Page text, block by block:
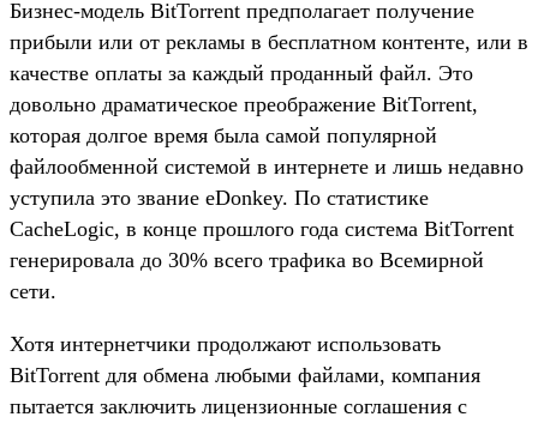
Бизнес-модель BitTorrent предполагает получение
прибыли или от рекламы в бесплатном контенте, или в
качестве оплаты за каждый проданный файл. Это
довольно драматическое преображение BitTorrent,
которая долгое время была самой популярной
файлообменной системой в интернете и лишь недавно
уступила это звание eDonkey. По статистике
CacheLogic, в конце прошлого года система BitTorrent
генерировала до 30% всего трафика во Всемирной
сети.
Хотя интернетчики продолжают использовать
BitTorrent для обмена любыми файлами, компания
пытается заключить лицензионные соглашения с